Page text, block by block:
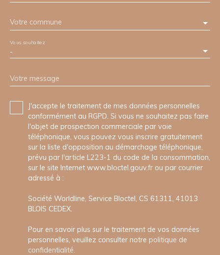
Votre commune
-
Vous souhaitez
Votre message
J'accepte le traitement de mes données personnelles
conformément au RGPD. Si vous ne souhaitez pas faire
l'objet de prospection commerciale par voie
téléphonique, vous pouvez vous inscrire gratuitement
sur la liste d'opposition au démarchage téléphonique,
prévu par l'article L223-1 du code de la consommation,
sur le site Internet www.bloctel.gouv.fr ou par courrier
adressé à :
Société Worldline, Service Bloctel, CS 61311, 41013
BLOIS CEDEX.
Pour en savoir plus sur le traitement de vos données
personnelles, veuillez consulter notre politique de
confidentialité.